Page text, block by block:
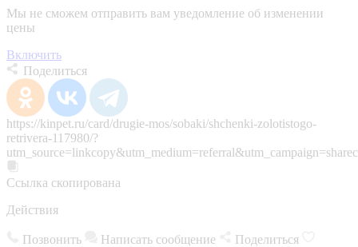
Мы не сможем отправить вам уведомление об изменении
цены
Включить
Поделиться
https://kinpet.ru/card/drugie-mos/sobaki/shchenki-zolotistogo-
retrivera-117980/?
Ссылка скопирована
Действия
Позвонить Написать сообщение
Поделиться